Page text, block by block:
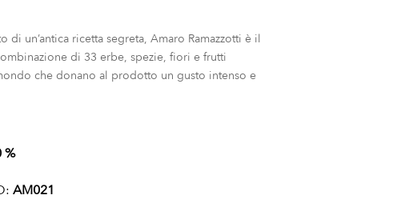
di un’antica ricetta segreta, Amaro Ramazzotti è il
di 33 erbe, spezie, fiori e frutti
che donano al prodotto un gusto intenso e
%
AM021